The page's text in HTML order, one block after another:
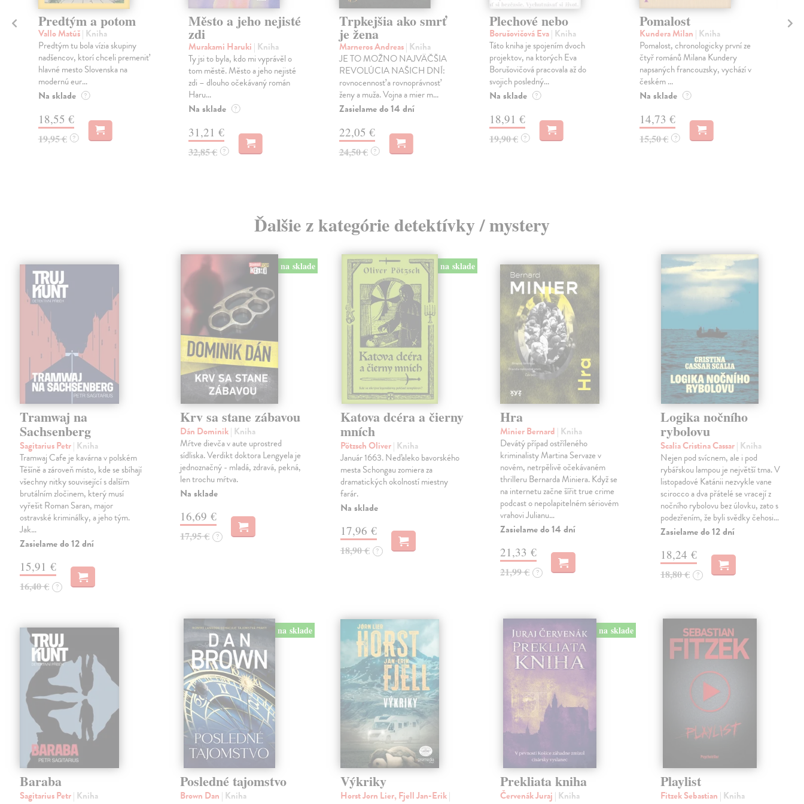
Predtým a potom
Vallo Matúš| Kniha
Predtým tu bola vízia skupiny
nadšencov, ktorí chceli premeniť
hlavné mesto Slovenska na
modernú eur...
Na sklade ?
18,55 €
19,95 € ?
Město a jeho nejisté
zdi
Murakami Haruki | Kniha
Ty jsi to byla, kdo mi vyprávěl o
tom městě. Město a jeho nejisté
zdi – dlouho očekávaný román
Haru...
Na sklade ?
31,21 €
32,85 € ?
Trpkejšia ako smrť
je žena
Marneros Andreas| Kniha
JE TO MOŽNO NAJVÄČŠIA
REVOLÚCIA NAŠICH DNÍ:
rovnocennosť a rovnoprávnosť
ženy a muža. Vojna a mier m...
Zasielame do 14 dní
22,05 €
24,50 € ?
Plechové nebo
Borušovičová Eva| Kniha
Táto kniha je spojením dvoch
projektov, na ktorých Eva
Borušovičová pracovala až do
svojich posledný...
Na sklade ?
18,91 €
19,90 € ?
Pomalost
Kundera Milan | Kniha
Pomalost, chronologicky první ze
čtyř románů Milana Kundery
napsaných francouzsky, vychází v
českém ...
Na sklade ?
14,73 €
15,50 € ?
Ďalšie z kategórie detektívky / mystery
Tramwaj na
Sachsenberg
Sagitarius Petr| Kniha
Tramwaj Cafe je kavárna v polském
Těšíně a zároveň místo, kde se sbíhají
všechny nitky související s dalším
brutálním zločinem, který musí
vyřešit Roman Saran, major
ostravské kriminálky, a jeho tým.
Jak…
Zasielame do 12 dní
15,91 €
16,40 € ?
na sklade
Krv sa stane zábavou
Dán Dominik| Kniha
Mŕtve dievča v aute uprostred
sídliska. Verdikt doktora Lengyela je
jednoznačný - mladá, zdravá, pekná,
len trochu mŕtva.
Na sklade
16,69 €
17,95 € ?
na sklade
Katova dcéra a čierny
mních
Pötzsch Oliver| Kniha
Január 1663. Neďaleko bavorského
mesta Schongau zomiera za
dramatických okolností miestny
farár.
Na sklade
17,96 €
18,90 € ?
Hra
Minier Bernard | Kniha
Devátý případ ostříleného
kriminalisty Martina Servaze v
novém, netrpělivě očekávaném
thrilleru Bernarda Miniera. Když se
na internetu začne šířit true crime
podcast o nepolapitelném sériovém
vrahovi Julianu…
Zasielame do 14 dní
21,33 €
21,99 € ?
Logika nočního
rybolovu
Scalia Cristina Cassar| Kniha
Nejen pod svícnem, ale i pod
rybářskou lampou je největší tma. V
listopadové Katánii nezvykle vane
scirocco a dva přátelé se vracejí z
nočního rybolovu bez úlovku, zato s
podezřením, že byli svědky čehosi…
Zasielame do 12 dní
18,24 €
18,80 € ?
Baraba
Sagitarius Petr| Kniha
na sklade
Posledné tajomstvo
Brown Dan | Kniha
Výkriky
Horst Jorn Lier, Fjell Jan-Erik|
na sklade
Prekliata kniha
Červenák Juraj | Kniha
Playlist
Fitzek Sebastian | Kniha